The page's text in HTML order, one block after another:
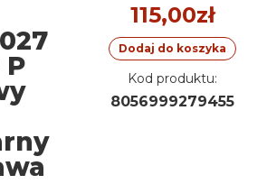
P
115,00zł
Dodaj do koszyka
Kod produktu:
8056999279455